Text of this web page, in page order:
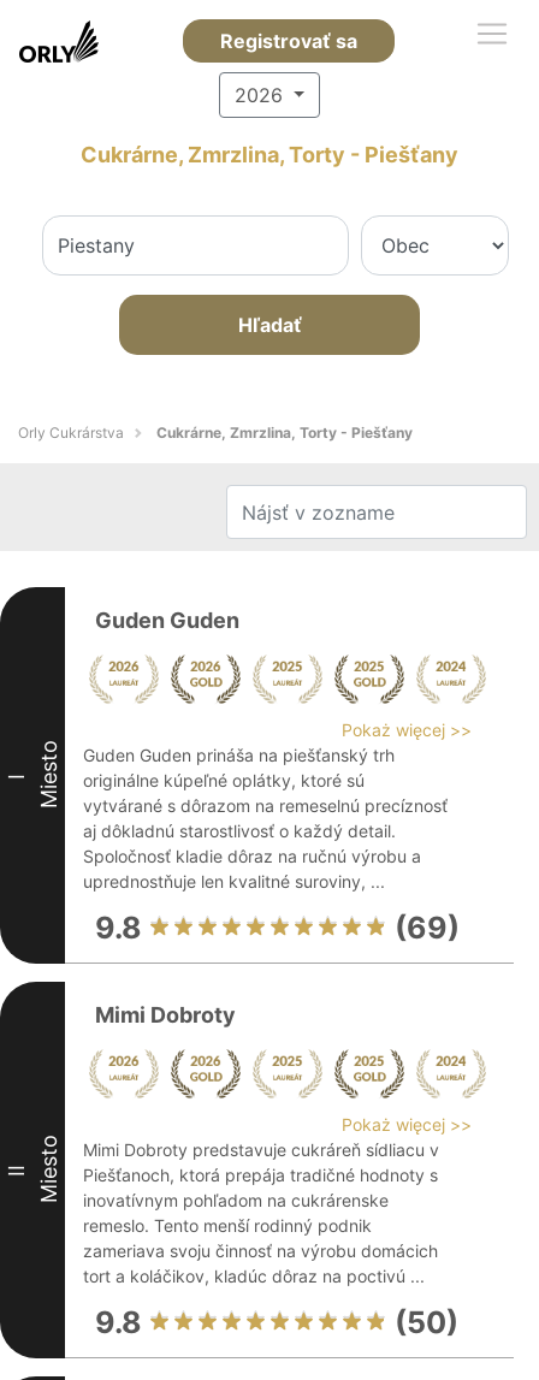
Registrovať sa
2026
Cukrárne, Zmrzlina, Torty - Piešťany
Hľadať
Orly Cukrárstva Cukrárne, Zmrzlina, Torty - Piešťany
I Miesto
Guden Guden
Pokaż więcej >>
Guden Guden prináša na piešťanský trh
originálne kúpeľné oplátky, ktoré sú
vytvárané s dôrazom na remeselnú precíznosť
aj dôkladnú starostlivosť o každý detail.
Spoločnosť kladie dôraz na ručnú výrobu a
uprednostňuje len kvalitné suroviny, ...
9.8 (69)
II Miesto
Mimi Dobroty
Pokaż więcej >>
Mimi Dobroty predstavuje cukráreň sídliacu v
Piešťanoch, ktorá prepája tradičné hodnoty s
inovatívnym pohľadom na cukrárenske
remeslo. Tento menší rodinný podnik
zameriava svoju činnosť na výrobu domácich
tort a koláčikov, kladúc dôraz na poctivú ...
9.8 (50)